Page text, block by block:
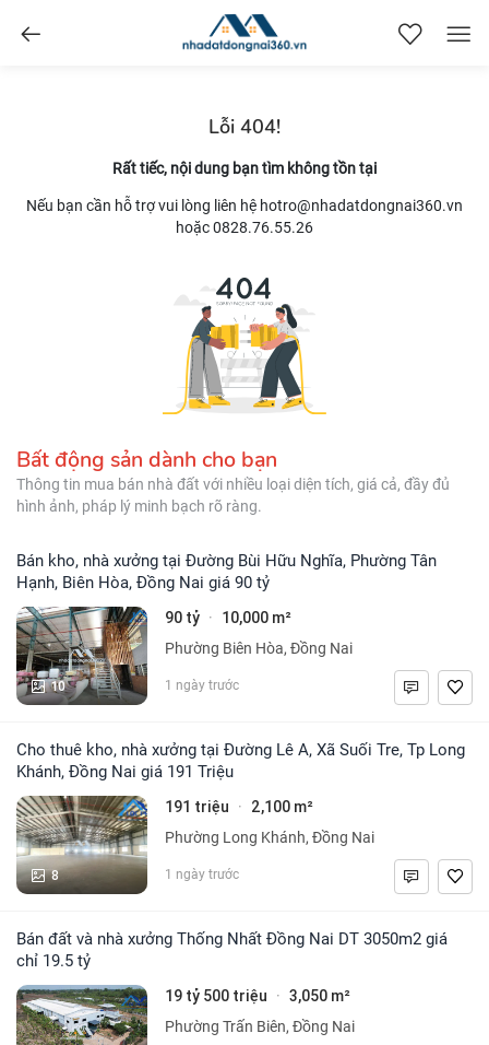
nhadatdongnai360.vn
Lỗi 404!
Rất tiếc, nội dung bạn tìm không tồn tại
Nếu bạn cần hỗ trợ vui lòng liên hệ hotro@nhadatdongnai360.vn
hoặc 0828.76.55.26
Bất động sản dành cho bạn
Thông tin mua bán nhà đất với nhiều loại diện tích, giá cả, đầy đủ
hình ảnh, pháp lý minh bạch rõ ràng.
Bán kho, nhà xưởng tại Đường Bùi Hữu Nghĩa, Phường Tân
Hạnh, Biên Hòa, Đồng Nai giá 90 tỷ
10
90 tỷ · 10,000 m²
Phường Biên Hòa, Đồng Nai
1 ngày trước
Cho thuê kho, nhà xưởng tại Đường Lê A, Xã Suối Tre, Tp Long
Khánh, Đồng Nai giá 191 Triệu
8
191 triệu · 2,100 m²
Phường Long Khánh, Đồng Nai
1 ngày trước
Bán đất và nhà xưởng Thống Nhất Đồng Nai DT 3050m2 giá
chỉ 19.5 tỷ
19 tỷ 500 triệu · 3,050 m²
Phường Trấn Biên, Đồng Nai